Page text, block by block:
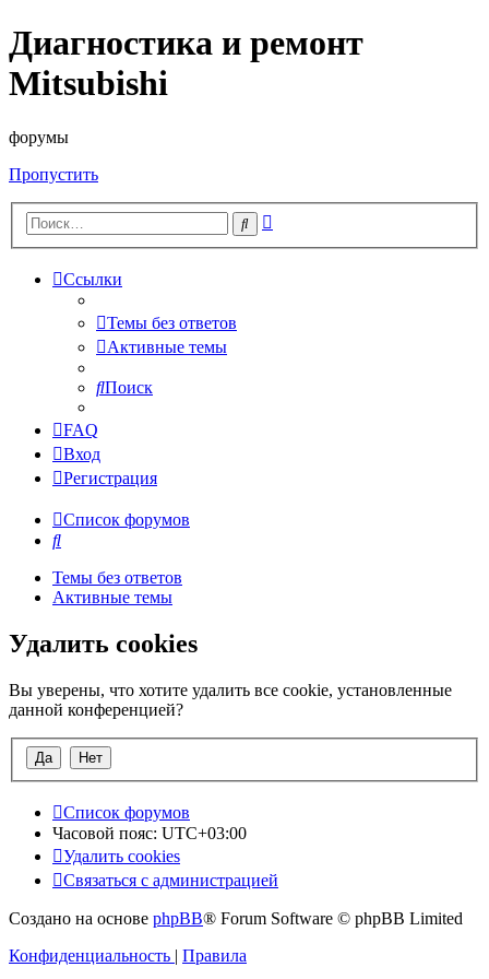
Диагностика и ремонт
Mitsubishi
форумы
Пропустить
Поиск
Ссылки
Темы без ответов
Активные темы
Поиск
FAQ
Вход
Регистрация
Список форумов
Поиск
Темы без ответов
Активные темы
Удалить cookies
Вы уверены, что хотите удалить все cookie, установленные
данной конференцией?
Список форумов
Часовой пояс: UTC+03:00
Удалить cookies
Связаться с администрацией
Создано на основе phpBB® Forum Software © phpBB Limited
Конфиденциальность | Правила